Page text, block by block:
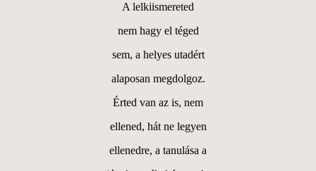
A lelkiismereted
nem hagy el téged
sem, a helyes utadért
alaposan megdolgoz.
Érted van az is, nem
ellened, hát ne legyen
ellenedre, a tanulása a